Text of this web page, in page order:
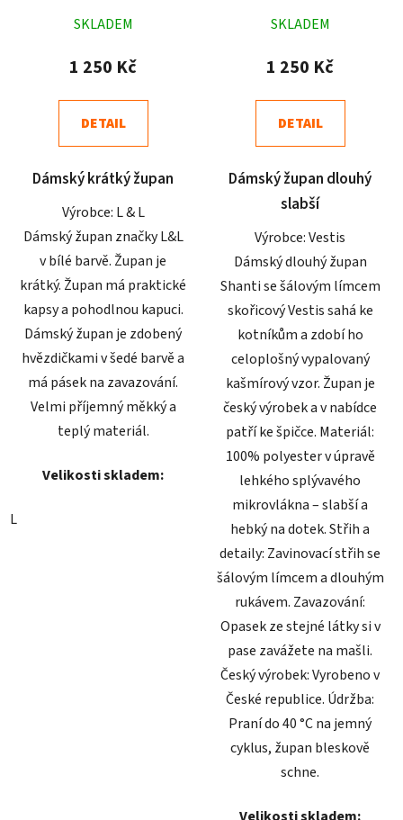
hodnocení
produktu
4,9
z
hvězdiček.
SKLADEM
1 250 Kč
DETAIL
Dámský krátký župan
Výrobce: L & L
Dámský župan značky L&L
v bílé barvě. Župan je
krátký. Župan má praktické
kapsy a pohodlnou kapuci.
Dámský župan je zdobený
hvězdičkami v šedé barvě a
má pásek na zavazování.
Velmi příjemný měkký a
teplý materiál.
Velikosti skladem:
L
hodnocení
produktu
4,9
z
hvězdiček.
SKLADEM
1 250 Kč
DETAIL
Dámský župan dlouhý
slabší
Výrobce: Vestis
Dámský dlouhý župan
Shanti se šálovým límcem
skořicový Vestis sahá ke
kotníkům a zdobí ho
celoplošný vypalovaný
kašmírový vzor. Župan je
český výrobek a v nabídce
patří ke špičce. Materiál:
100% polyester v úpravě
lehkého splývavého
mikrovlákna – slabší a
hebký na dotek. Střih a
detaily: Zavinovací střih se
šálovým límcem a dlouhým
rukávem. Zavazování:
Opasek ze stejné látky si v
pase zavážete na mašli.
Český výrobek: Vyrobeno v
České republice. Údržba:
Praní do 40 °C na jemný
cyklus, župan bleskově
schne.